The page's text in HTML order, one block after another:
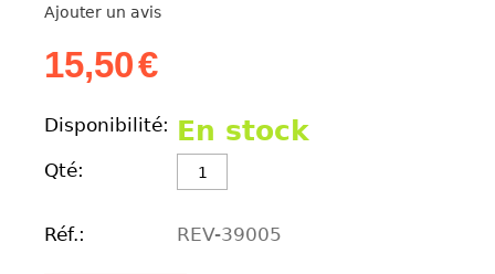
Ajouter un avis
15,50€
Disponibilité: En stock
Qté:
Réf.: REV-39005